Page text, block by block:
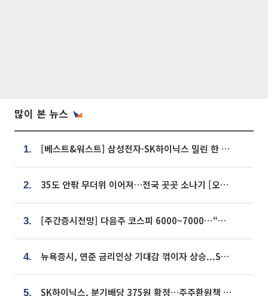
많이 본 뉴스
1. [베스트&워스트] 삼성전자·SK하이닉스 밀린 한 주…상상인증권은 85% 급등
2. 35도 안팎 무더위 이어져…전국 곳곳 소나기 [오늘 날씨]
3. [주간증시전망] 다음주 코스피 6000~7000⋯“外人 수급은 정책이 변수”
4. 뉴욕증시, 연준 금리인상 기대감 꺾이자 상승...S&P500 사상 최고치 [종합]
5. SK하이닉스, 분기배당 375원 확정…주주환원책 9월로 앞당겨 발표